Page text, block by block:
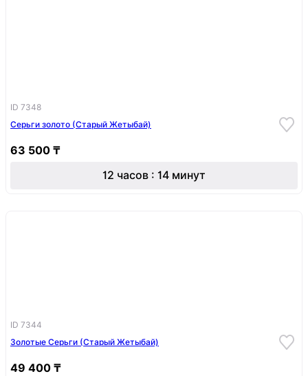
ID 7348
Серьги золото (Старый Жетыбай)
63 500 ₸
12 часов : 14 минут
ID 7344
Золотые Серьги (Старый Жетыбай)
49 400 ₸